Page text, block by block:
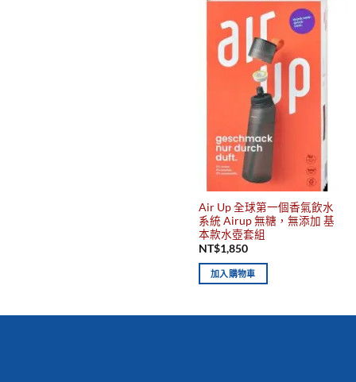
Air Up 全球第一個香氣飲水
系統 Airup 無糖，無添加 基
本款水壺套組
NT$1,850
加入購物車